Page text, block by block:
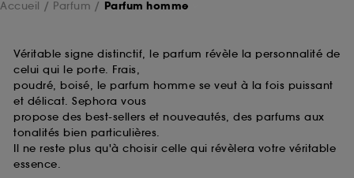
Accueil Parfum Parfum homme
Véritable signe distinctif, le parfum révèle la personnalité de
celui qui le porte. Frais,
poudré, boisé, le parfum homme se veut à la fois puissant
et délicat. Sephora vous
propose des best-sellers et nouveautés, des parfums aux
tonalités bien particulières.
Il ne reste plus qu'à choisir celle qui révèlera votre véritable
essence.